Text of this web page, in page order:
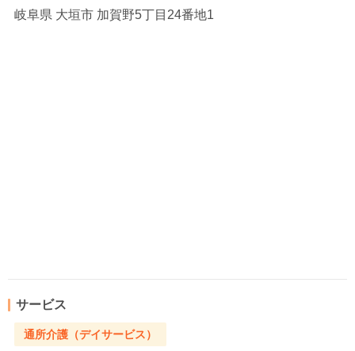
岐阜県 大垣市 加賀野5丁目24番地1
サービス
通所介護（デイサービス）